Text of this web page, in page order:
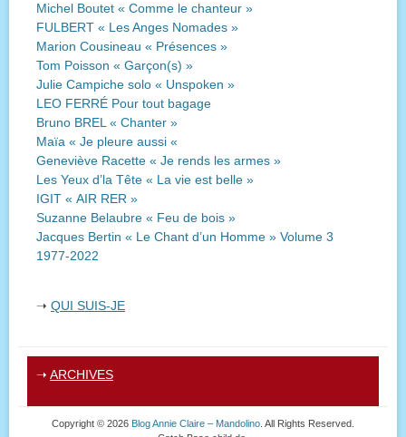
Michel Boutet « Comme le chanteur »
FULBERT « Les Anges Nomades »
Marion Cousineau « Présences »
Tom Poisson « Garçon(s) »
Julie Campiche solo « Unspoken »
LEO FERRÉ Pour tout bagage
Bruno BREL « Chanter »
Maïa « Je pleure aussi «
Geneviève Racette « Je rends les armes »
Les Yeux d’la Tête « La vie est belle »
IGIT « AIR RER »
Suzanne Belaubre « Feu de bois »
Jacques Bertin « Le Chant d’un Homme » Volume 3
1977-2022
➝ QUI SUIS-JE
➝ ARCHIVES
Copyright © 2026 Blog Annie Claire – Mandolino . All Rights Reserved.